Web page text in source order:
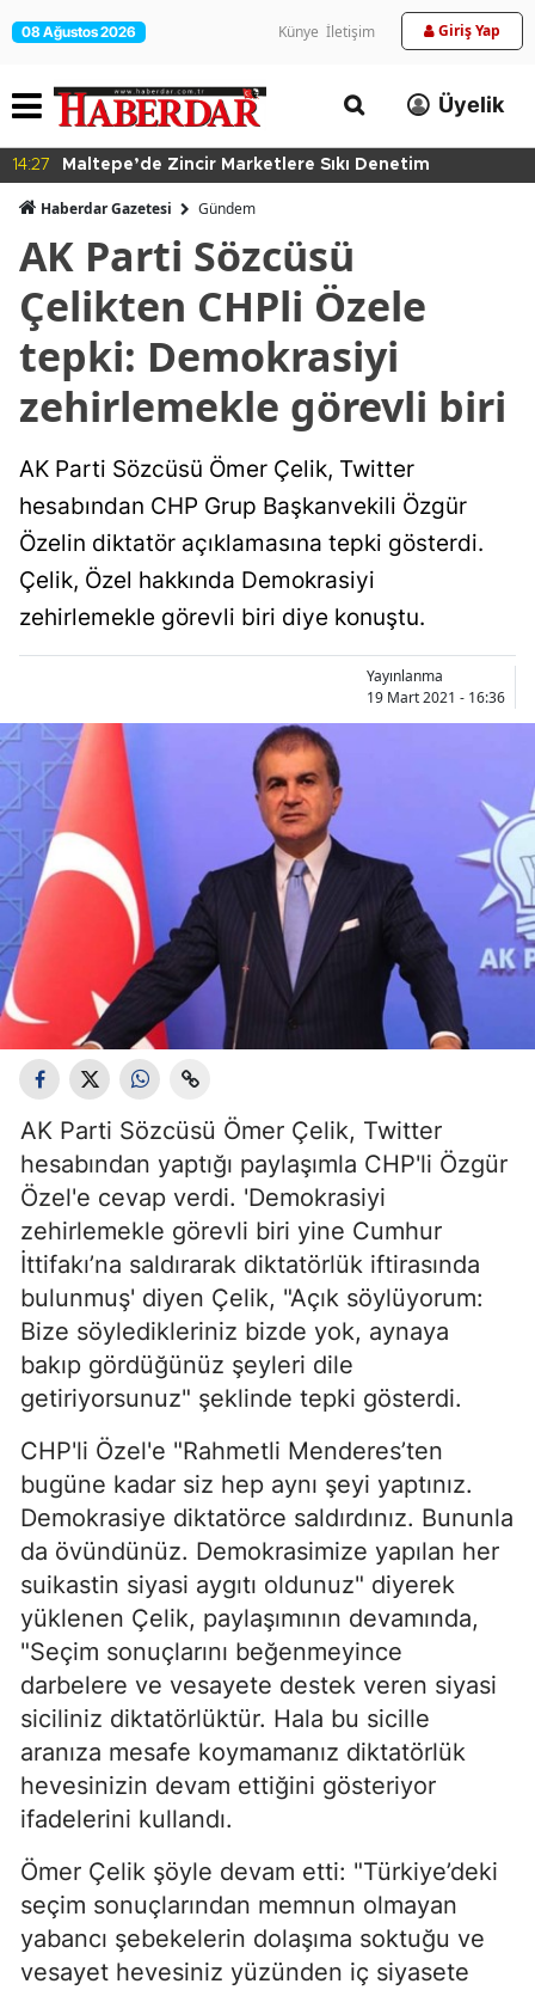
08 Ağustos 2026 Künye İletişim Giriş Yap
Üyelik
14:27 Maltepe’de Zincir Marketlere Sıkı Denetim
Haberdar Gazetesi Gündem
AK Parti Sözcüsü
Çelikten CHPli Özele
tepki: Demokrasiyi
zehirlemekle görevli biri
AK Parti Sözcüsü Ömer Çelik, Twitter
hesabından CHP Grup Başkanvekili Özgür
Özelin diktatör açıklamasına tepki gösterdi.
Çelik, Özel hakkında Demokrasiyi
zehirlemekle görevli biri diye konuştu.
Yayınlanma
19 Mart 2021 - 16:36
AK Parti Sözcüsü Ömer Çelik, Twitter
hesabından yaptığı paylaşımla CHP'li Özgür
Özel'e cevap verdi. 'Demokrasiyi
zehirlemekle görevli biri yine Cumhur
İttifakı’na saldırarak diktatörlük iftirasında
bulunmuş' diyen Çelik, "Açık söylüyorum:
Bize söyledikleriniz bizde yok, aynaya
bakıp gördüğünüz şeyleri dile
getiriyorsunuz" şeklinde tepki gösterdi.
CHP'li Özel'e "Rahmetli Menderes’ten
bugüne kadar siz hep aynı şeyi yaptınız.
Demokrasiye diktatörce saldırdınız. Bununla
da övündünüz. Demokrasimize yapılan her
suikastin siyasi aygıtı oldunuz" diyerek
yüklenen Çelik, paylaşımının devamında,
"Seçim sonuçlarını beğenmeyince
darbelere ve vesayete destek veren siyasi
siciliniz diktatörlüktür. Hala bu sicille
aranıza mesafe koymamanız diktatörlük
hevesinizin devam ettiğini gösteriyor
ifadelerini kullandı.
Ömer Çelik şöyle devam etti: "Türkiye’deki
seçim sonuçlarından memnun olmayan
yabancı şebekelerin dolaşıma soktuğu ve
vesayet hevesiniz yüzünden iç siyasete